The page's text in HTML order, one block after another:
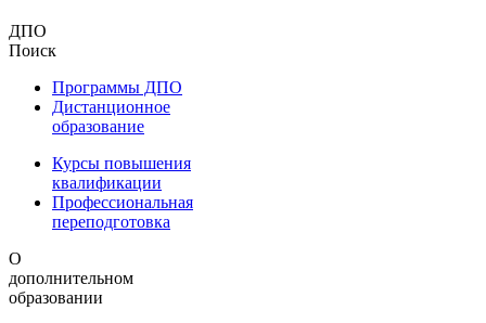
ДПО
Поиск
Программы ДПО
Дистанционное
образование
Курсы повышения
квалификации
Профессиональная
переподготовка
О
дополнительном
образовании